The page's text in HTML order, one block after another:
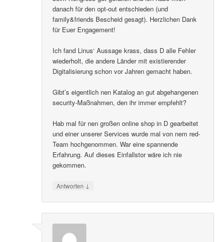
danach für den opt-out entschieden (und
family&friends Bescheid gesagt). Herzlichen Dank
für Euer Engagement!
Ich fand Linus‘ Aussage krass, dass D alle Fehler
wiederholt, die andere Länder mit existierender
Digitalisierung schon vor Jahren gemacht haben.
Gibt’s eigentlich nen Katalog an gut abgehangenen
security-Maßnahmen, den ihr immer empfehlt?
Hab mal für nen großen online shop in D gearbeitet
und einer unserer Services wurde mal von nem red-
Team hochgenommen. War eine spannende
Erfahrung. Auf dieses Einfallstor wäre ich nie
gekommen.
Antworten ↓